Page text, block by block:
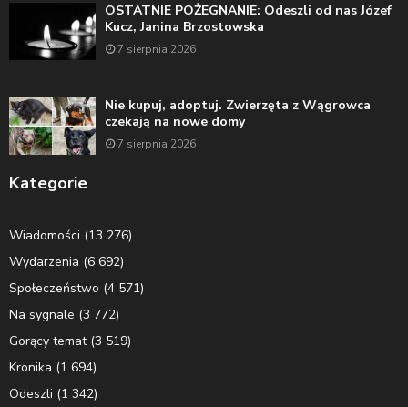
OSTATNIE POŻEGNANIE: Odeszli od nas Józef
Kucz, Janina Brzostowska
7 sierpnia 2026
Nie kupuj, adoptuj. Zwierzęta z Wągrowca
czekają na nowe domy
7 sierpnia 2026
Kategorie
Wiadomości (13 276)
Wydarzenia (6 692)
Społeczeństwo (4 571)
Na sygnale (3 772)
Gorący temat(3 519)
Kronika (1 694)
Odeszli (1 342)